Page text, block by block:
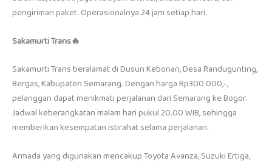
pengiriman paket. Operasionalnya 24 jam setiap hari.
Sakamurti Trans🔥
Sakamurti Trans beralamat di Dusun Kebonan, Desa Randugunting,
Bergas, Kabupaten Semarang. Dengan harga Rp300.000,-,
pelanggan dapat menikmati perjalanan dari Semarang ke Bogor.
Jadwal keberangkatan malam hari pukul 20.00 WIB, sehingga
memberikan kesempatan istirahat selama perjalanan.
Armada yang digunakan mencakup Toyota Avanza, Suzuki Ertiga,